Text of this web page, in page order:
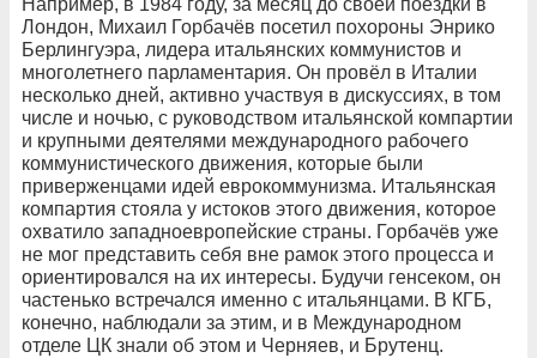
Например, в 1984 году, за месяц до своей поездки в
Лондон, Михаил Горбачёв посетил похороны Энрико
Берлингуэра, лидера итальянских коммунистов и
многолетнего парламентария. Он провёл в Италии
несколько дней, активно участвуя в дискуссиях, в том
числе и ночью, с руководством итальянской компартии
и крупными деятелями международного рабочего
коммунистического движения, которые были
приверженцами идей еврокоммунизма. Итальянская
компартия стояла у истоков этого движения, которое
охватило западноевропейские страны. Горбачёв уже
не мог представить себя вне рамок этого процесса и
ориентировался на их интересы. Будучи генсеком, он
частенько встречался именно с итальянцами. В КГБ,
конечно, наблюдали за этим, и в Международном
отделе ЦК знали об этом и Черняев, и Брутенц.